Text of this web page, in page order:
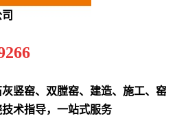
竖窑、双膛窑、建造、施工、窑
术指导，一站式服务